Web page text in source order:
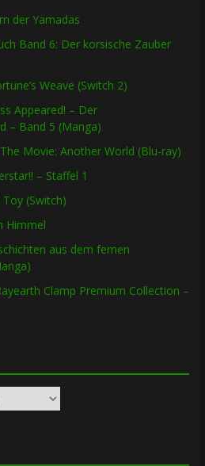
der Yamadas
Band 6: Der korsische Zauber
Weave (Switch 2)
Appeared! – Der
– Band 5 (Manga)
Movie: Another World (Blu-ray)
– Staffel 1
(Switch)
Himmel
aus dem fernen
Clamp Premium Collection –